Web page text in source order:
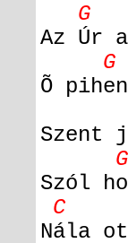
Az Úr
G
Õ
Szent
G
Szól
Nála